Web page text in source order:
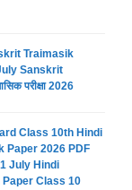
Traimasik
Sanskrit
परीक्षा 2026
Class 10th Hindi
Paper 2026 PDF
1 July Hindi
Paper Class 10